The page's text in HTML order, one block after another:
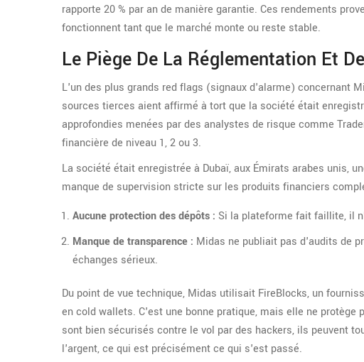
rapporte 20 % par an de manière garantie. Ces rendements
fonctionnent tant que le marché monte ou reste stable.
Le Piège De La Réglementation Et
L'un des plus grands red flags (signaux d'alarme) concernant
sources tierces aient affirmé à tort que la société était
approfondies menées par des analystes de risque comme
financière de niveau 1, 2 ou 3.
La société était enregistrée à Dubaï, aux Émirats arabes unis,
manque de supervision stricte sur les produits financiers
Aucune protection des dépôts : Si la plateforme fait faillite, il
Manque de transparence : Midas ne publiait pas d'audits de
échanges sérieux.
Du point de vue technique, Midas utilisait FireBlocks, un
en cold wallets. C'est une bonne pratique, mais elle ne
sont bien sécurisés contre le vol par des hackers, ils peuvent
l'argent, ce qui est précisément ce qui s'est passé.